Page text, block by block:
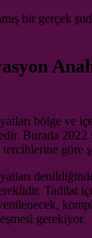
bir gerçek
bölge ve
Burada 2022
göre
Tadilat
gerekiyor.